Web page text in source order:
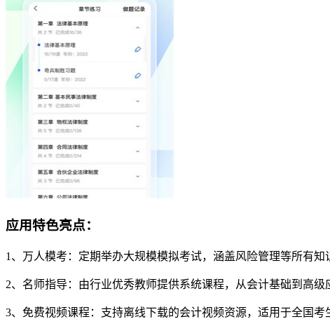
应用特色亮点：
1、万人模考：定期举办大规模模拟考试，涵盖风险管理等所有知
2、名师指导：由行业优秀教师提供系统课程，从会计基础到高级
3、免费视频课程：支持离线下载的会计视频资源，适用于全国考